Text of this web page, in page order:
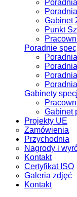
Gabinet
Punkt
Poradnie
Gabinety
Gabinet
Projekty UE
Zamówienia
Przychodnia
Nagrody i
Kontakt
Certyfikat ISO
Galeria zdjęć
Kontakt